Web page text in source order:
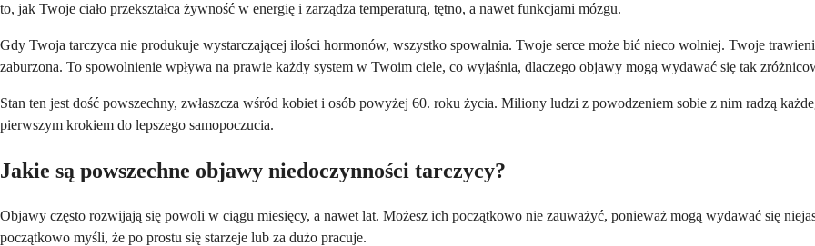
to, jak Twoje ciało przekształca żywność w energię i zarządza temperaturą, tętno, a nawet funkcjami mózgu.
Gdy Twoja tarczyca nie produkuje wystarczającej ilości hormonów, wszystko spowalnia. Twoje serce może bić nieco wolniej. Twoje
zaburzona. To spowolnienie wpływa na prawie każdy system w Twoim ciele, co wyjaśnia, dlaczego objawy mogą wydawać się tak
Stan ten jest dość powszechny, zwłaszcza wśród kobiet i osób powyżej 60. roku życia. Miliony ludzi z powodzeniem sobie z nim radzą
pierwszym krokiem do lepszego samopoczucia.
Jakie są powszechne objawy niedoczynności tarczycy?
Objawy często rozwijają się powoli w ciągu miesięcy, a nawet lat. Możesz ich początkowo nie zauważyć, ponieważ mogą wydawać się
początkowo myśli, że po prostu się starzeje lub za dużo pracuje.